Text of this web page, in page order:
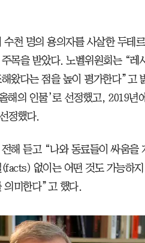
천 명의 용의자를 사살한 두테
목을 받았다. 노벨위원회는 “레
왔다는 점을 높이 평가한다”고
해의 인물’로 선정했고, 2019년
정했다.
해 듣고 “나와 동료들이 싸움을
없이는 어떤 것도 가능하지
의미한다”고 했다.